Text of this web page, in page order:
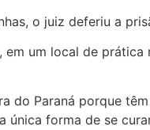
o juiz deferiu a
um local de
do Paraná porque
forma de se